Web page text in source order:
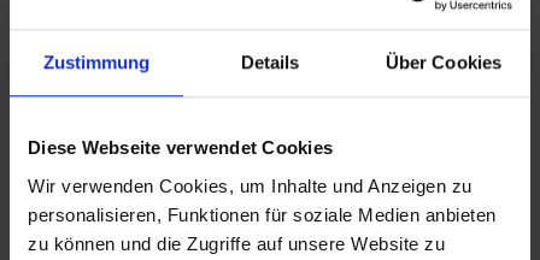
Zustimmung Details Über Cookies
Diese Webseite verwendet Cookies
Wir verwenden Cookies, um Inhalte und Anzeigen zu
personalisieren, Funktionen für soziale Medien anbieten
zu können und die Zugriffe auf unsere Website zu